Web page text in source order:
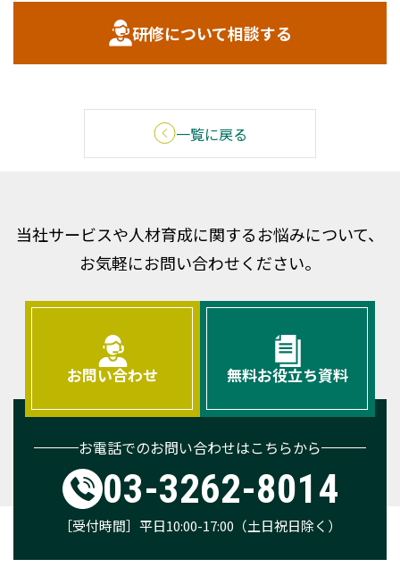
研修について相談する
一覧に戻る
当社サービスや人材育成に関するお悩みについて、
お気軽にお問い合わせください。
お問い合わせ 無料お役立ち資料
お電話でのお問い合わせはこちらから
03-3262-8014
［受付時間］平日10:00-17:00（土日祝日除く）